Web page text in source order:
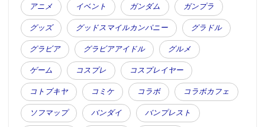
アニメ イベント ガンダム ガンプラ
グッズ グッドスマイルカンパニー グラドル
グラビア グラビアアイドル グルメ
ゲーム コスプレ コスプレイヤー
コトブキヤ コミケ コラボ コラボカフェ
ソフマップ バンダイ バンプレスト